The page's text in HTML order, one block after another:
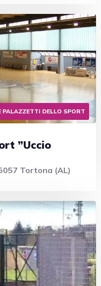
DELLO SPORT
”Uccio
Tortona (AL)